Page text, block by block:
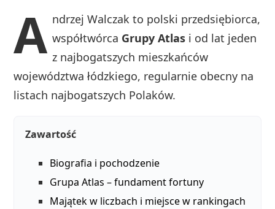
A ndrzej Walczak to polski przedsiębiorca,
współtwórca Grupy Atlas i od lat jeden
z najbogatszych mieszkańców
województwa łódzkiego, regularnie obecny na
listach najbogatszych Polaków.
Zawartość
Biografia i pochodzenie
Grupa Atlas – fundament fortuny
Majątek w liczbach i miejsce w rankingach